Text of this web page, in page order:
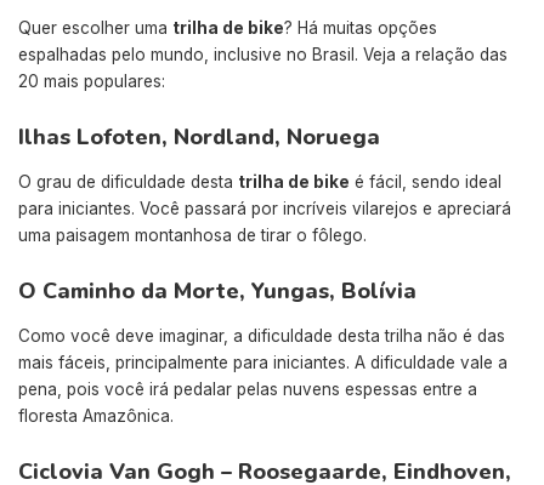
Quer escolher uma trilha de bike? Há muitas opções
espalhadas pelo mundo, inclusive no Brasil. Veja a relação das
20 mais populares:
Ilhas Lofoten, Nordland, Noruega
O grau de dificuldade desta trilha de bike é fácil, sendo ideal
para iniciantes. Você passará por incríveis vilarejos e apreciará
uma paisagem montanhosa de tirar o fôlego.
O Caminho da Morte, Yungas, Bolívia
Como você deve imaginar, a dificuldade desta trilha não é das
mais fáceis, principalmente para iniciantes. A dificuldade vale a
pena, pois você irá pedalar pelas nuvens espessas entre a
floresta Amazônica.
Ciclovia Van Gogh – Roosegaarde, Eindhoven,